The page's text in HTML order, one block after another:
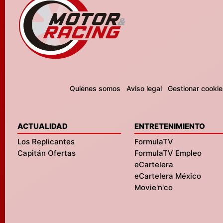
Quiénes somos Aviso legal Gestionar
ACTUALIDAD
Los Replicantes
Capitán Ofertas
ENTRETENIMIENTO
FormulaTV
FormulaTV Empleo
eCartelera
eCartelera México
Movie'n'co